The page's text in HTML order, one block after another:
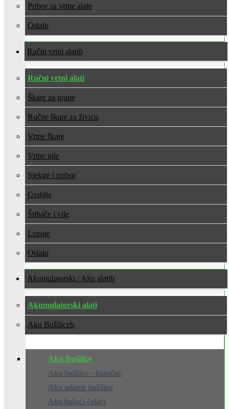
Pribor za vrtne alate
Ostalo
Ručni vrtni alati
Ručni vrtni alati
Škare za grane
Ručne škare za živicu
Vrtne škare
Vrtne pile
Sjekire i pribor
Grablje
Štihače i vile
Lopate
Ostalo
Akumulatorski / Aku alati
Akumulatorski alati
Aku Bušilice
Aku Bušilice
Aku bušilice - klasične
Aku udarne bušilice
Aku bušaći čekići